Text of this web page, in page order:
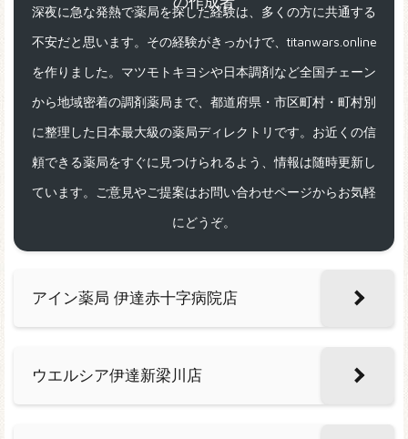
深夜に急な発熱で薬局を探した経験は、多くの方に共通する
不安だと思います。その経験がきっかけで、titanwars.online
を作りました。マツモトキヨシや日本調剤など全国チェーン
から地域密着の調剤薬局まで、都道府県・市区町村・町村別
に整理した日本最大級の薬局ディレクトリです。お近くの信
頼できる薬局をすぐに見つけられるよう、情報は随時更新し
ています。ご意見やご提案はお問い合わせページからお気軽
にどうぞ。
アイン薬局 伊達赤十字病院店
ウエルシア伊達新梁川店